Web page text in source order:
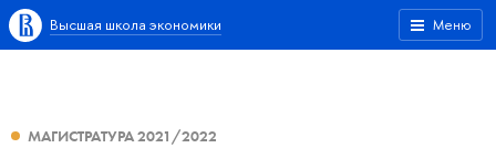
Меню
Высшая школа экономики
МАГИСТРАТУРА 2021/2022